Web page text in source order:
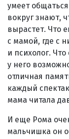
умеет
вокруг знают,
вырастет. Что
с мамой, где с
и психолог.
у него
отличная
каждый
мама читала
И еще Рома
мальчишка он